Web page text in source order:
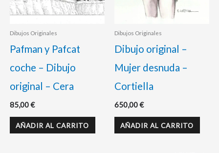
Dibujos Originales
Pafman y Pafcat
coche – Dibujo
original – Cera
85,00€
AÑADIR AL CARRITO
Dibujos Originales
Dibujo original –
Mujer desnuda –
Cortiella
650,00€
AÑADIR AL CARRITO